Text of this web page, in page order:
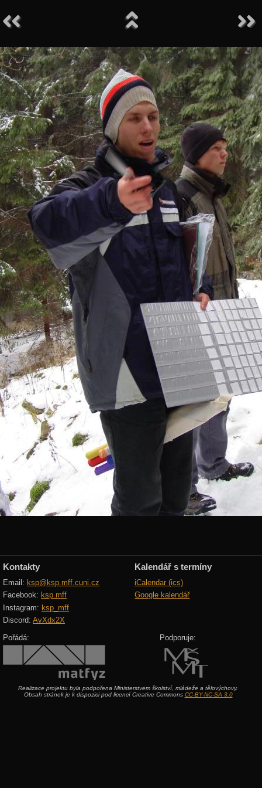
Kontakty
Email: ksp@ksp.mff.cuni.cz
Facebook: ksp.mff
Instagram: ksp_mff
Discord: AvXdx2X
Kalendář s termíny
iCalendar (ics)
Google kalendář
Pořádá: Podporuje:
Realizace projektu byla podpořena Ministerstvem školství, mládeže a tělovýchovy.
Obsah stránek je k dispozici pod licencí Creative Commons CC-BY-NC-SA 3.0